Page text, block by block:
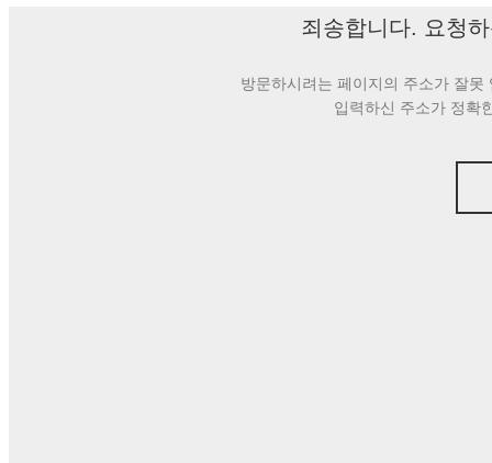
죄송합니다. 요청
방문하시려는 페이지의 주소가 잘
입력하신 주소가 정확